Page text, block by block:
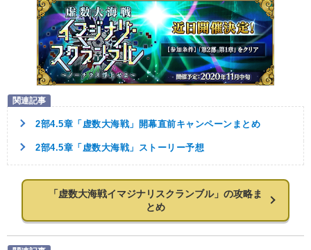
2部4.5章「虚数大海戦」開幕直前キャンペーンまとめ
2部4.5章「虚数大海戦」ストーリー予想
「虚数大海戦イマジナリスクランブル」の攻略ま
とめ